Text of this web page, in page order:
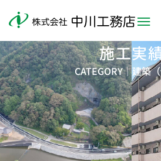
施工実
CATEGORY｜建築